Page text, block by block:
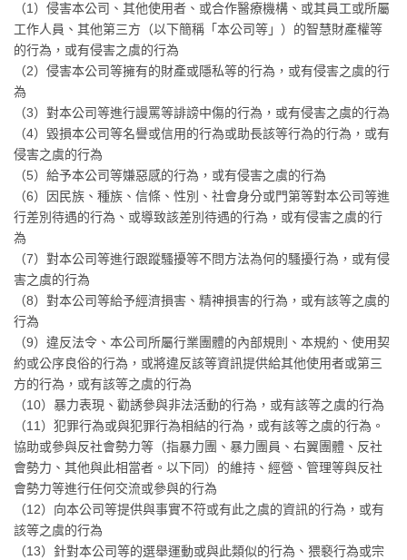
（1）侵害本公司、其他使用者、或合作醫療機構、或其員工或所屬
工作人員、其他第三方（以下簡稱「本公司等」）的智慧財產權等
的行為，或有侵害之虞的行為
（2）侵害本公司等擁有的財產或隱私等的行為，或有侵害之虞的行
為
（3）對本公司等進行謾罵等誹謗中傷的行為，或有侵害之虞的行為
（4）毀損本公司等名譽或信用的行為或助長該等行為的行為，或有
侵害之虞的行為
（5）給予本公司等嫌惡感的行為，或有侵害之虞的行為
（6）因民族、種族、信條、性別、社會身分或門第等對本公司等進
行差別待遇的行為、或導致該差別待遇的行為，或有侵害之虞的行
為
（7）對本公司等進行跟蹤騷擾等不問方法為何的騷擾行為，或有侵
害之虞的行為
（8）對本公司等給予經濟損害、精神損害的行為，或有該等之虞的
行為
（9）違反法令、本公司所屬行業團體的內部規則、本規約、使用契
約或公序良俗的行為，或將違反該等資訊提供給其他使用者或第三
方的行為，或有該等之虞的行為
（10）暴力表現、勸誘參與非法活動的行為，或有該等之虞的行為
（11）犯罪行為或與犯罪行為相結的行為，或有該等之虞的行為。
協助或參與反社會勢力等（指暴力團、暴力團員、右翼團體、反社
會勢力、其他與此相當者。以下同）的維持、經營、管理等與反社
會勢力等進行任何交流或參與的行為
（12）向本公司等提供與事實不符或有此之虞的資訊的行為，或有
該等之虞的行為
（13）針對本公司等的選舉運動或與此類似的行為、猥褻行為或宗